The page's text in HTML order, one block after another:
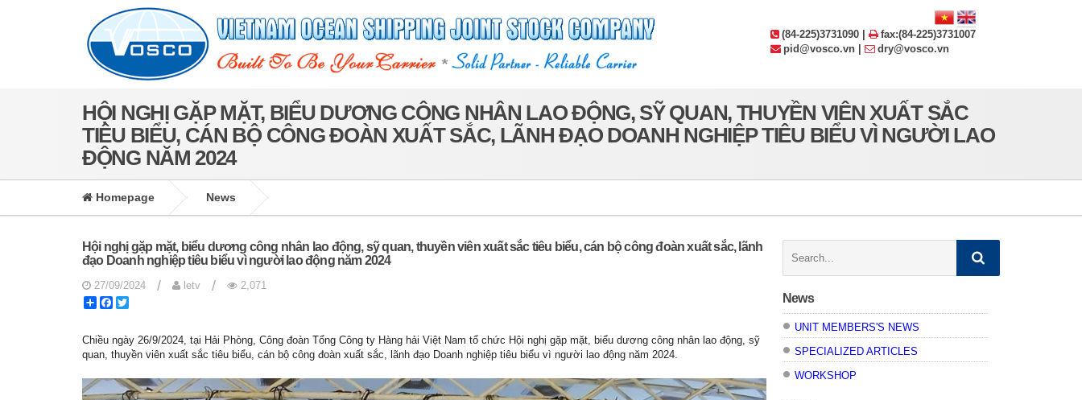
(84-225)3731090 |
fax:(84-225)3731007
pid@vosco.vn |
dry@vosco.vn
HỘI NGHỊ GẶP MẶT, BIỂU DƯƠNG CÔNG NHÂN LAO ĐỘNG, SỸ QUAN, THUYỀN VIÊN XUẤT SẮC
TIÊU BIỂU, CÁN BỘ CÔNG ĐOÀN XUẤT SẮC, LÃNH ĐẠO DOANH NGHIỆP TIÊU BIỂU VÌ NGƯỜI LAO
ĐỘNG NĂM 2024
Homepage News
Hội nghị gặp mặt, biểu dương công nhân lao động, sỹ quan, thuyền viên xuất sắc tiêu biểu, cán bộ công đoàn xuất sắc, lãnh
đạo Doanh nghiệp tiêu biểu vì người lao động năm 2024
27/09/2024 / letv /
2,071
ShareFacebook
Chiều ngày 26/9/2024, tại Hải Phòng, Công đoàn Tổng Công ty Hàng hải Việt Nam tổ chức Hội nghị gặp mặt, biểu dương công nhân lao động, sỹ
quan, thuyền viên xuất sắc tiêu biểu, cán bộ công đoàn xuất sắc, lãnh đạo Doanh nghiệp tiêu biểu vì người lao động năm 2024.
News
UNIT MEMBERS'S NEWS
SPECIALIZED ARTICLES
WORKSHOP